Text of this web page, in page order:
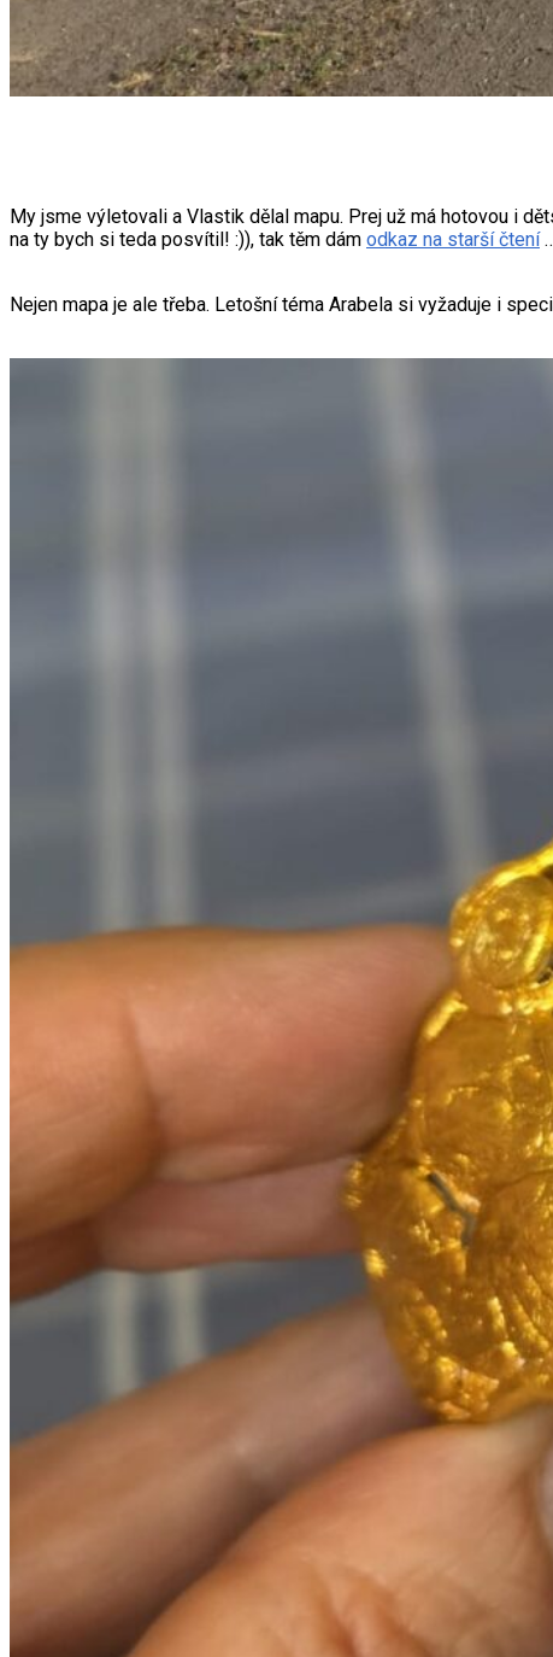
My jsme výletovali a Vlastik dělal mapu. Prej už má hotovou i
na ty bych si teda posvítil! :)), tak těm dám odkaz na starší čtení
Nejen mapa je ale třeba. Letošní téma Arabela si vyžaduje i